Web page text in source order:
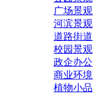
广场景观
河滨景观
道路街道
校园景观
政企办公
商业环境
植物小品